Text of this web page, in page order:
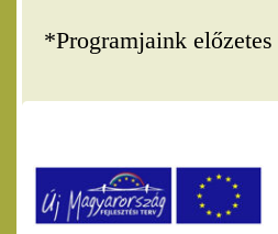
*Programjaink